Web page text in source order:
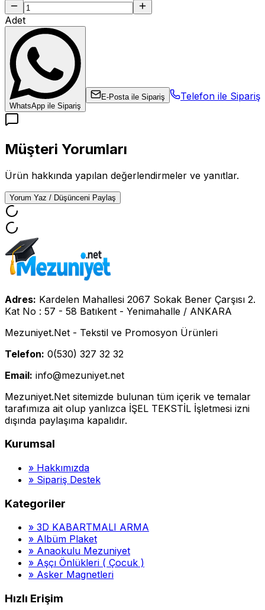
Adet
WhatsApp ile Sipariş
E-Posta ile Sipariş Telefon ile Sipariş
Müşteri Yorumları
Ürün hakkında yapılan değerlendirmeler ve yanıtlar.
Yorum Yaz / Düşünceni Paylaş
Adres: Kardelen Mahallesi 2067 Sokak Bener Çarşısı 2.
Kat No : 57 - 58 Batıkent - Yenimahalle / ANKARA
Mezuniyet.Net - Tekstil ve Promosyon Ürünleri
Telefon: 0(530) 327 32 32
Email: info@mezuniyet.net
Mezuniyet.Net sitemizde bulunan tüm içerik ve temalar
tarafımıza ait olup yanlızca İŞEL TEKSTİL İşletmesi izni
dışında paylaşıma kapalıdır.
Kurumsal
» Hakkımızda
» Sipariş Destek
Kategoriler
» 3D KABARTMALI ARMA
» Albüm Plaket
» Anaokulu Mezuniyet
» Aşçı Önlükleri ( Çocuk )
» Asker Magnetleri
Hızlı Erişim